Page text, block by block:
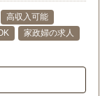
高収入可能
家政婦の求人